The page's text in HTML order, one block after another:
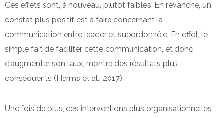
Ces effets sont, à nouveau, plutôt faibles. En revanche, un
constat plus positif est à faire concernant la
communication entre leader et subordonné.e. En effet, le
simple fait de faciliter cette communication, et donc
d’augmenter son taux, montre des résultats plus
conséquents (Harms et al., 2017).
Une fois de plus, ces interventions plus organisationnelles